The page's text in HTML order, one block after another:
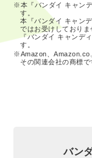
※本『バンダイ キャン
す。
本『バンダイ キャン
ではお受けしておりま
『バンダイ キャンデ
す。
※Amazon、
その関連会社の商標で
バン